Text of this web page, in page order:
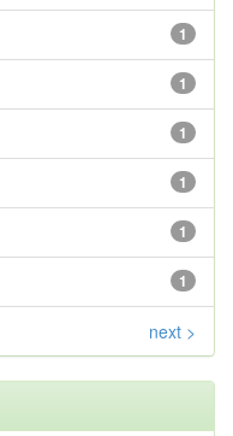
1
1
1
1
1
1
next >